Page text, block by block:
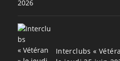
Interclubs «